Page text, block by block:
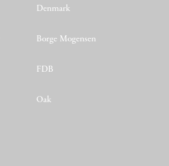
Denmark
Borge Mogensen
FDB
Oak